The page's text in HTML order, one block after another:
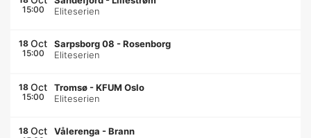
15:00
Eliteserien
18 Oct
15:00
Sarpsborg 08 -Rosenborg
Eliteserien
18 Oct
15:00
Tromsø -KFUM Oslo
Eliteserien
18 Oct Vålerenga -Brann